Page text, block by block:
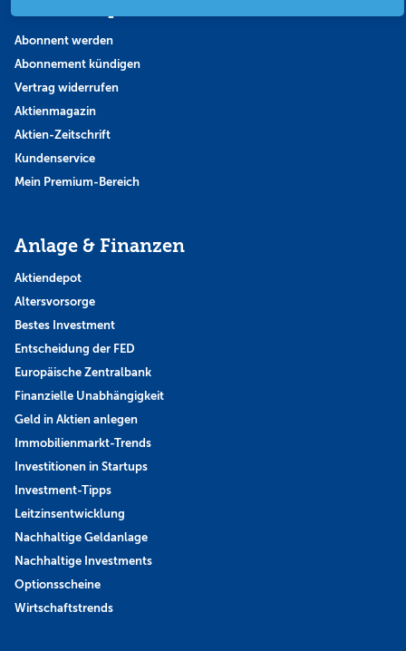
Abonnent werden
Abonnement kündigen
Vertrag widerrufen
Aktienmagazin
Aktien-Zeitschrift
Kundenservice
Mein Premium-Bereich
Anlage & Finanzen
Aktiendepot
Altersvorsorge
Bestes Investment
Entscheidung der FED
Europäische Zentralbank
Finanzielle Unabhängigkeit
Geld in Aktien anlegen
Immobilienmarkt-Trends
Investitionen in Startups
Investment-Tipps
Leitzinsentwicklung
Nachhaltige Geldanlage
Nachhaltige Investments
Optionsscheine
Wirtschaftstrends